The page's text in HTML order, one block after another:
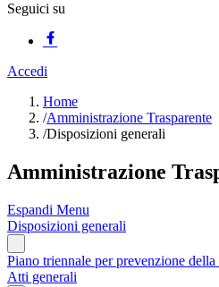
Seguici su
Accedi
Home
/Amministrazione Trasparente
/Disposizioni generali
Amministrazione
Espandi Menu
Disposizioni generali
Piano triennale per prevenzione
Atti generali